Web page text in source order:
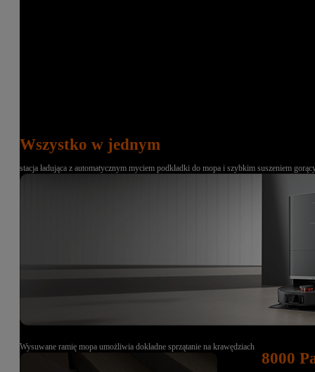
Wszystko w jednym
stacja ładująca z automatycznym myciem podkładki do mopa i szybkim suszeniem
Wysuwane ramię mopa umożliwia dokładne sprzątanie na krawędziach
8000